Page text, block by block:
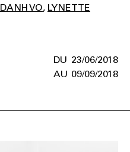
DANH VO LYNETTE
23/06/2018
09/09/2018